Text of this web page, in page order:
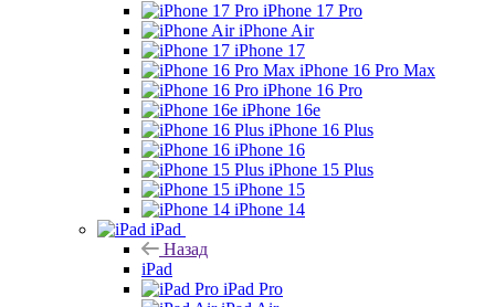
iPhone 17 Pro
iPhone Air
iPhone 17
iPhone 16 Pro Max
iPhone 16 Pro
iPhone 16e
iPhone 16 Plus
iPhone 16
iPhone 15 Plus
iPhone 15
iPhone 14
iPad
Назад
iPad
iPad Pro